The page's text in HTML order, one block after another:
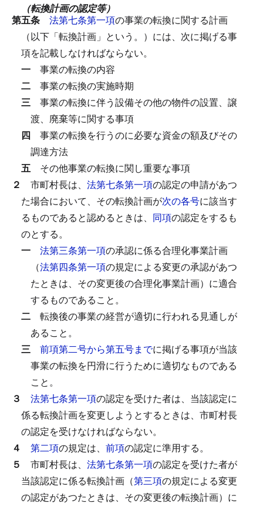
（転換計画の認定等）
第五条 法第七条第一項の事業の転換に関する計画
（以下「転換計画」という。）には、次に掲げる事
項を記載しなければならない。
一 事業の転換の内容
二 事業の転換の実施時期
三 事業の転換に伴う設備その他の物件の設置、譲
渡、廃棄等に関する事項
四 事業の転換を行うのに必要な資金の額及びその
調達方法
五 その他事業の転換に関し重要な事項
２ 市町村長は、 法第七条第一項の認定の申請があつ
た場合において、その転換計画が次の各号に該当す
るものであると認めるときは、 同項の認定をするも
のとする。
一 法第三条第一項の承認に係る合理化事業計画
（法第四条第一項の規定による変更の承認があつ
たときは、その変更後の合理化事業計画）に適合
するものであること。
二 転換後の事業の経営が適切に行われる見通しが
あること。
三 前項第二号から第五号までに掲げる事項が当該
事業の転換を円滑に行うために適切なものである
こと。
３ 法第七条第一項の認定を受けた者は、当該認定に
係る転換計画を変更しようとするときは、市町村長
の認定を受けなければならない。
４ 第二項の規定は、 前項の認定に準用する。
５ 市町村長は、 法第七条第一項の認定を受けた者が
当該認定に係る転換計画（第三項の規定による変更
の認定があつたときは、その変更後の転換計画）に